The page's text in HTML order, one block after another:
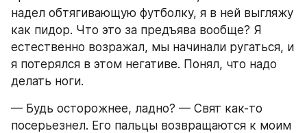
надел обтягивающую футболку, я в ней выгляжу
как пидор. Что это за предъява вообще? Я
естественно возражал, мы начинали ругаться, и
я потерялся в этом негативе. Понял, что надо
делать ноги.
— Будь осторожнее, ладно? — Свят как-то
посерьезнел. Его пальцы возвращаются к моим